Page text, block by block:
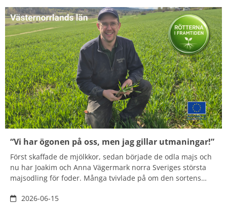
“Vi har ögonen på oss, men jag gillar utmaningar!”
Först skaffade de mjölkkor, sedan började de odla majs och
nu har Joakim och Anna Vägermark norra Sveriges största
majsodling för foder. Många tvivlade på om den sortens
har överbevisat skeptikerna.
2026-06-15